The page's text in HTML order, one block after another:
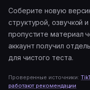
Соберите новую
структурой, озвучкой
пропустите материал
аккаунт получил
для чистого теста.
Проверенные источники:
работают рекомендации